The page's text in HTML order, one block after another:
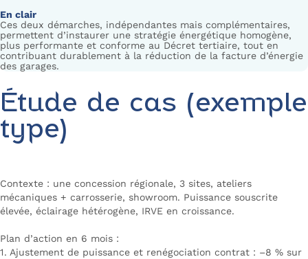
En clair
Ces deux démarches, indépendantes mais complémentaires,
permettent d’instaurer une stratégie énergétique homogène,
plus performante et conforme au Décret tertiaire, tout en
contribuant durablement à la réduction de la facture d’énergie
des garages.
Étude de cas (exemple
type)
Contexte : une concession régionale, 3 sites, ateliers
mécaniques + carrosserie, showroom. Puissance souscrite
élevée, éclairage hétérogène, IRVE en croissance.
Plan d’action en 6 mois :
1. Ajustement de puissance et renégociation contrat : –8 % sur